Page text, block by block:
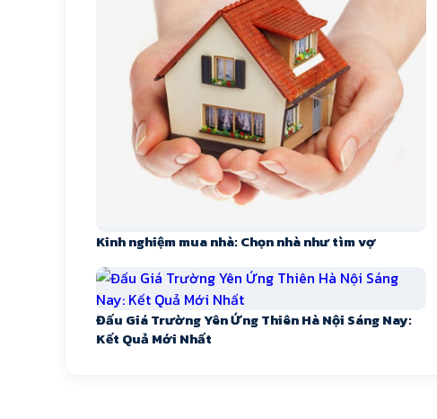
Kinh nghiệm mua nhà: Chọn nhà như tìm vợ
Đấu Giá Trường Yên Ứng Thiên Hà Nội Sáng Nay:
Kết Quả Mới Nhất